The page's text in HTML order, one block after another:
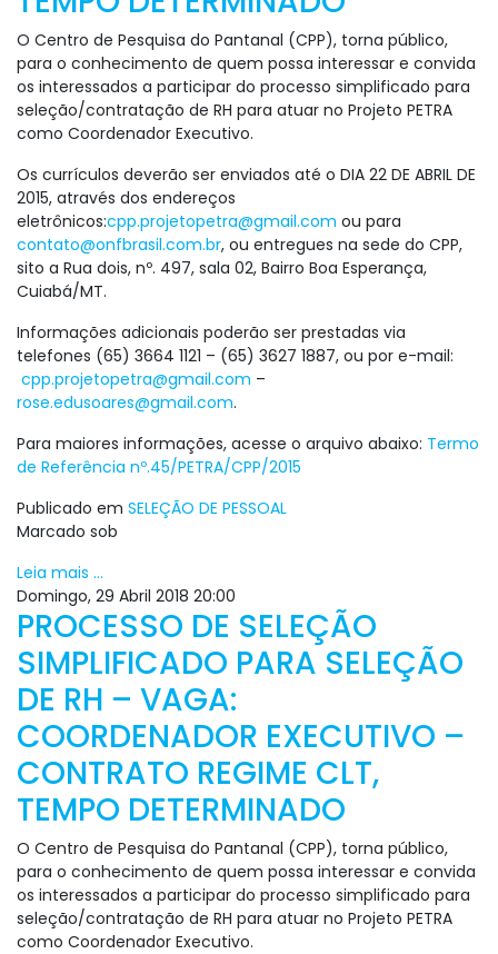
O Centro de Pesquisa do Pantanal (CPP), torna público,
para o conhecimento de quem possa interessar e convida
os interessados a participar do processo simplificado para
seleção/contratação de RH para atuar no Projeto PETRA
como Coordenador Executivo.
Os currículos deverão ser enviados até o DIA 22 DE ABRIL DE
2015, através dos endereços
eletrônicos:cpp.projetopetra@gmail.com ou para
contato@onfbrasil.com.br, ou entregues na sede do CPP,
sito a Rua dois, nº. 497, sala 02, Bairro Boa Esperança,
Cuiabá/MT.
Informações adicionais poderão ser prestadas via
telefones (65) 3664 1121 – (65) 3627 1887, ou por e-mail:
cpp.projetopetra@gmail.com –
rose.edusoares@gmail.com.
Para maiores informações, acesse o arquivo abaixo: Termo
de Referência nº.45/PETRA/CPP/2015
Publicado em SELEÇÃO DE PESSOAL
Marcado sob
Leia mais ...
Domingo, 29 Abril 2018 20:00
PROCESSO DE SELEÇÃO
SIMPLIFICADO PARA SELEÇÃO
DE RH – VAGA:
COORDENADOR EXECUTIVO –
CONTRATO REGIME CLT,
TEMPO DETERMINADO
O Centro de Pesquisa do Pantanal (CPP), torna público,
para o conhecimento de quem possa interessar e convida
os interessados a participar do processo simplificado para
seleção/contratação de RH para atuar no Projeto PETRA
como Coordenador Executivo.